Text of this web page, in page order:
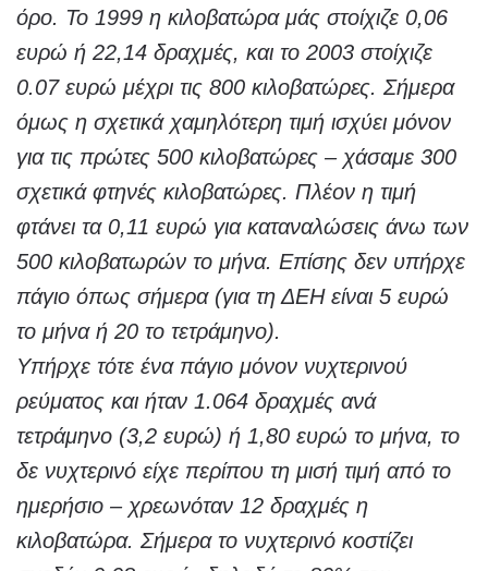
όρο. Το 1999 η κιλοβατώρα μάς στοίχιζε 0,06
ευρώ ή 22,14 δραχμές, και το 2003 στοίχιζε
0.07 ευρώ μέχρι τις 800 κιλοβατώρες. Σήμερα
όμως η σχετικά χαμηλότερη τιμή ισχύει μόνον
για τις πρώτες 500 κιλοβατώρες – χάσαμε 300
σχετικά φτηνές κιλοβατώρες. Πλέον η τιμή
φτάνει τα 0,11 ευρώ για καταναλώσεις άνω των
500 κιλοβατωρών το μήνα. Επίσης δεν υπήρχε
πάγιο όπως σήμερα (για τη ΔΕΗ είναι 5 ευρώ
το μήνα ή 20 το τετράμηνο).
Υπήρχε τότε ένα πάγιο μόνον νυχτερινού
ρεύματος και ήταν 1.064 δραχμές ανά
τετράμηνο (3,2 ευρώ) ή 1,80 ευρώ το μήνα, το
δε νυχτερινό είχε περίπου τη μισή τιμή από το
ημερήσιο – χρεωνόταν 12 δραχμές η
κιλοβατώρα. Σήμερα το νυχτερινό κοστίζει